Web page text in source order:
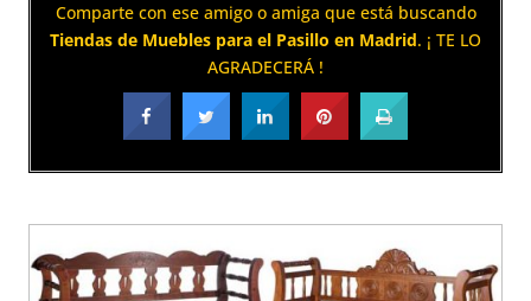
Comparte con ese amigo o amiga que está buscando
Tiendas de Muebles para el Pasillo en Madrid. ¡ TE LO
AGRADECERÁ !